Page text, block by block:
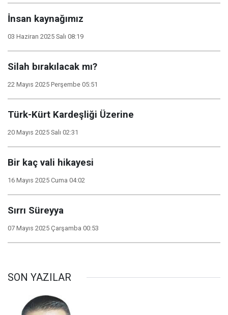
İnsan kaynağımız
03 Haziran 2025 Salı 08:19
Silah bırakılacak mı?
22 Mayıs 2025 Perşembe 05:51
Türk-Kürt Kardeşliği Üzerine
20 Mayıs 2025 Salı 02:31
Bir kaç vali hikayesi
16 Mayıs 2025 Cuma 04:02
Sırrı Süreyya
07 Mayıs 2025 Çarşamba 00:53
SON YAZILAR